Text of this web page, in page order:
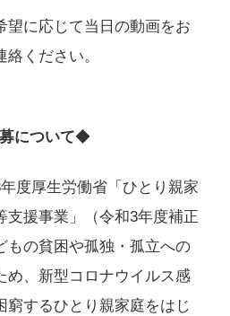
望に応じて当日の動画をお
ください。
について◆
度厚生労働省「ひとり親家
支援事業」（令和3年度補正
もの貧困や孤独・孤立への
め、新型コロナウイルス感
窮するひとり親家庭をはじ